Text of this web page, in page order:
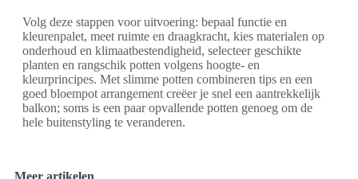
Volg deze stappen voor uitvoering: bepaal functie en
kleurenpalet, meet ruimte en draagkracht, kies materialen op
onderhoud en klimaatbestendigheid, selecteer geschikte
planten en rangschik potten volgens hoogte- en
kleurprincipes. Met slimme potten combineren tips en een
goed bloempot arrangement creëer je snel een aantrekkelijk
balkon; soms is een paar opvallende potten genoeg om de
hele buitenstyling te veranderen.